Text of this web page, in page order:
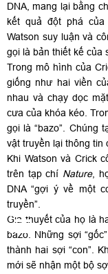
DNA, mang lại bằng
kết quả đột phá của
Watson suy luận và
gọi là bản thiết kế của
Trong mô hình của
giống như hai viền
nhau và chạy dọc
cưa của khóa kéo.
gọi là “bazo”. Chúng
vật truyền lại thông tin
Khi Watson và Crick
trên tạp chí Nature,
DNA “gợi ý về một
truyền”.
Giả thuyết của họ là
bazo. Những sợi
thành hai sợi “con”.
mới sẽ nhận một bộ